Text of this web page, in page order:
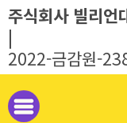
주식회사 빌리언
|
2022-금감원-